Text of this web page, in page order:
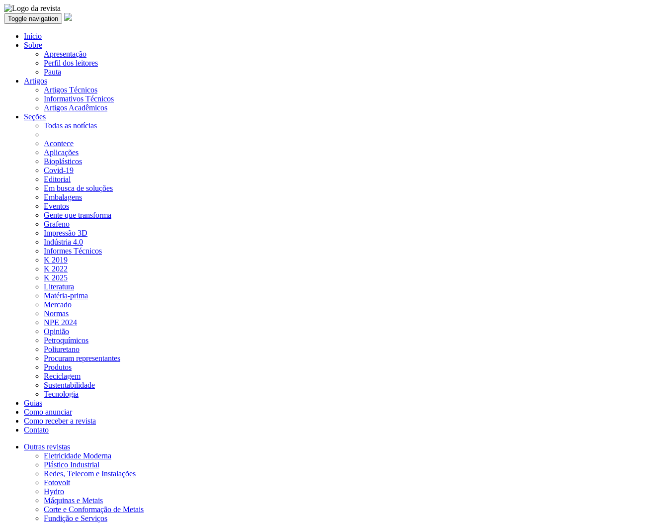
Toggle navigation
Início
Sobre
Apresentação
Perfil dos leitores
Pauta
Artigos
Artigos Técnicos
Informativos Técnicos
Artigos Acadêmicos
Seções
Todas as notícias
Acontece
Aplicações
Bioplásticos
Covid-19
Editorial
Em busca de soluções
Embalagens
Eventos
Gente que transforma
Grafeno
Impressão 3D
Indústria 4.0
Informes Técnicos
K 2019
K 2022
K 2025
Literatura
Matéria-prima
Mercado
Normas
NPE 2024
Opinião
Petroquímicos
Poliuretano
Procuram representantes
Produtos
Reciclagem
Sustentabilidade
Tecnologia
Guias
Como anunciar
Como receber a revista
Contato
Outras revistas
Eletricidade Moderna
Plástico Industrial
Redes, Telecom e Instalações
Fotovolt
Hydro
Máquinas e Metais
Corte e Conformação de Metais
Fundição e Serviços